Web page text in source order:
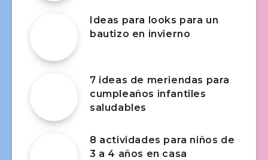
Ideas para looks para un
bautizo en invierno
7 ideas de meriendas para
cumpleaños infantiles
saludables
8 actividades para niños de
3 a 4 años en casa